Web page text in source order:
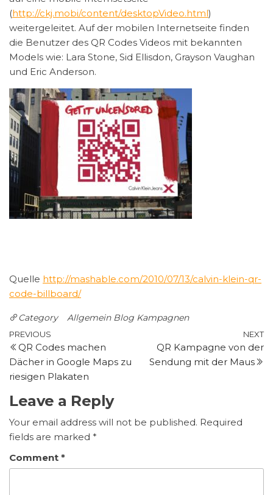
(http://ckj.mobi/content/desktopVideo.html)
weitergeleitet. Auf der mobilen Internetseite finden
die Benutzer des QR Codes Videos mit bekannten
Models wie: Lara Stone, Sid Ellisdon, Grayson Vaughan
und Eric Anderson.
Quelle http://mashable.com/2010/07/13/calvin-klein-qr-
code-billboard/
Category Allgemein Blog Kampagnen
Post
navigation
Previous
Post
PREVIOUS
QR Codes machen
Dächer in Google Maps zu
riesigen Plakaten
NEXT
QR Kampagne von der
Sendung mit der Maus
Leave a Reply
Your email address will not be published. Required
fields are marked *
Comment *